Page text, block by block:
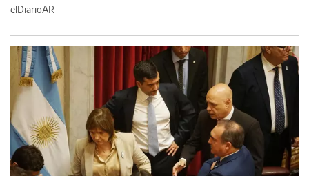
elDiarioAR